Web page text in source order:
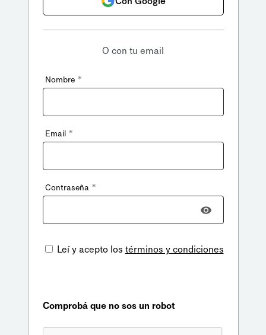
O con tu email
Nombre *
Email *
Contraseña *
Leí y acepto los términos y condiciones
Comprobá que no sos un robot